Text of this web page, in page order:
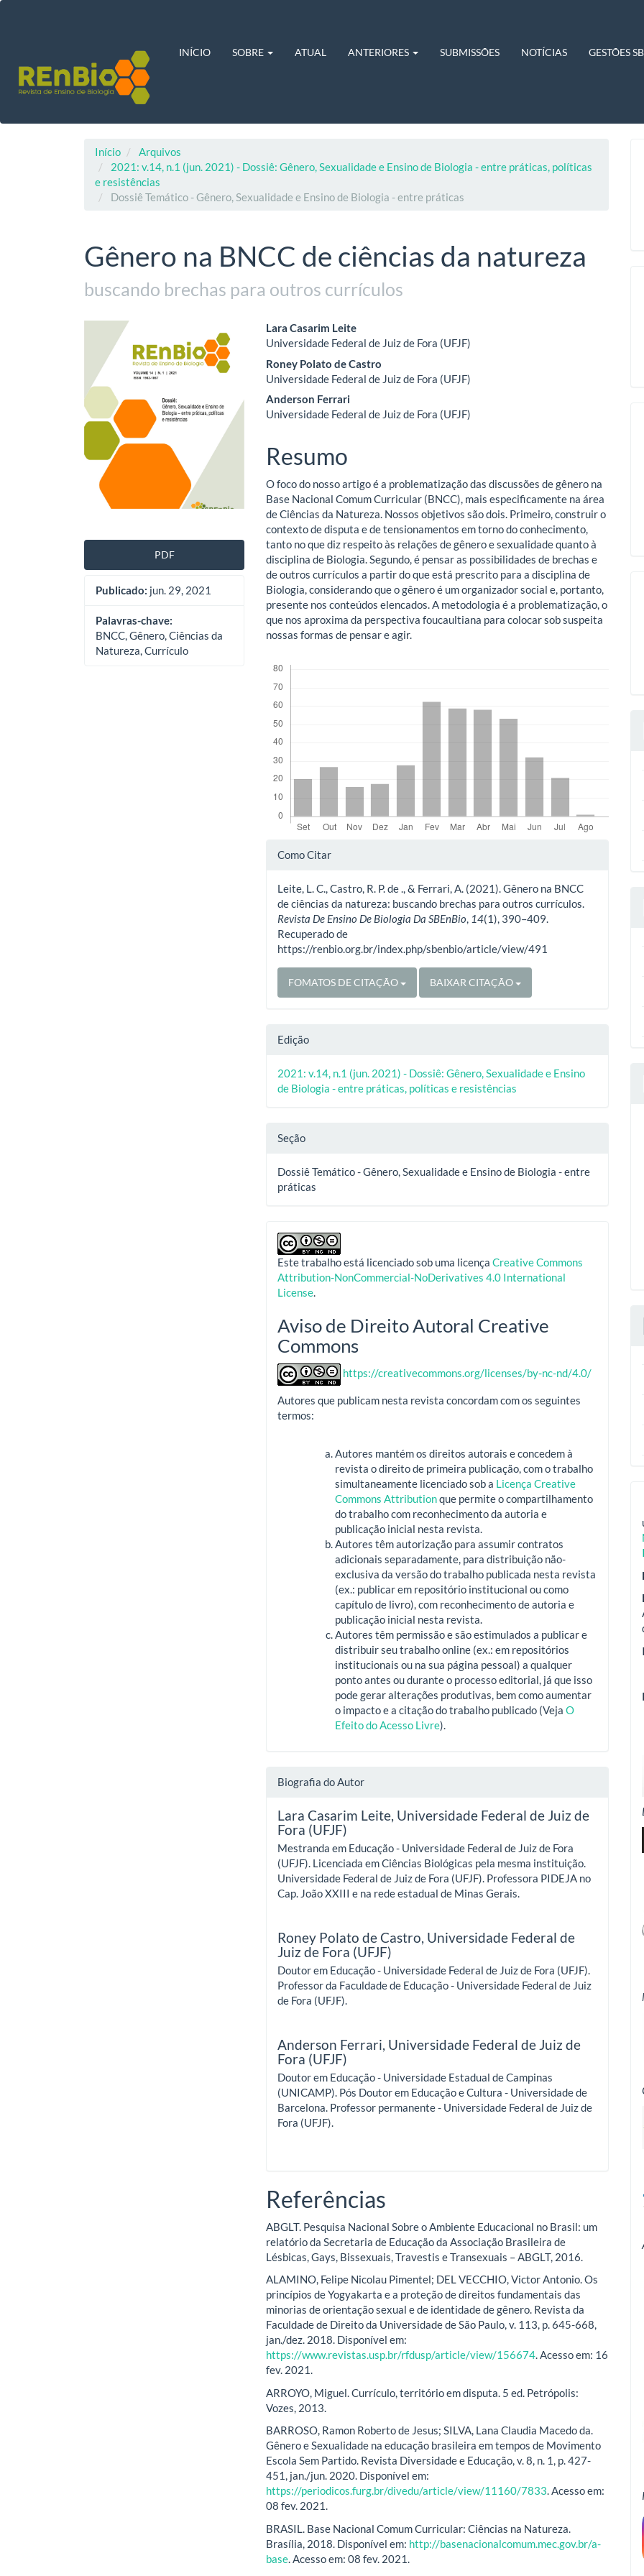
Barra
Lateral
INÍCIO SOBRE ATUAL ANTERIORES SUBMISSÕES NOTÍCIAS GESTÕES
Início
Arquivos
2021: v.14, n.1 (jun. 2021) - Dossiê: Gênero, Sexualidade e Ensino de Biologia - entre práticas, políticas
e resistências
Dossiê Temático - Gênero, Sexualidade e Ensino de Biologia - entre práticas
Gênero na BNCC de ciências da natureza
buscando brechas para outros currículos
Barra
lateral
de
artigos
PDF
Publicado: jun. 29, 2021
Palavras-chave:
BNCC, Gênero, Ciências da
Natureza, Currículo
Conteúdo
do
artigo
principal
Lara Casarim Leite
Universidade Federal de Juiz de Fora (UFJF)
Roney Polato de Castro
Universidade Federal de Juiz de Fora (UFJF)
Anderson Ferrari
Universidade Federal de Juiz de Fora (UFJF)
Resumo
O foco do nosso artigo é a problematização das discussões de gênero na
Base Nacional Comum Curricular (BNCC), mais especificamente na área
de Ciências da Natureza. Nossos objetivos são dois. Primeiro, construir o
contexto de disputa e de tensionamentos em torno do conhecimento,
tanto no que diz respeito às relações de gênero e sexualidade quanto à
disciplina de Biologia. Segundo, é pensar as possibilidades de brechas e
de outros currículos a partir do que está prescrito para a disciplina de
Biologia, considerando que o gênero é um organizador social e, portanto,
presente nos conteúdos elencados. A metodologia é a problematização, o
que nos aproxima da perspectiva foucaultiana para colocar sob suspeita
nossas formas de pensar e agir.
Detalhes
artigo
Como Citar
Leite, L. C., Castro, R. P. de ., & Ferrari, A. (2021). Gênero na BNCC
de ciências da natureza: buscando brechas para outros currículos.
Revista De Ensino De Biologia Da SBEnBio, 14(1), 390–409.
Recuperado de
https://renbio.org.br/index.php/sbenbio/article/view/491
FOMATOS DE CITAÇÃO BAIXAR CITAÇÃO
Edição
2021: v.14, n.1 (jun. 2021) - Dossiê: Gênero, Sexualidade e Ensino
de Biologia - entre práticas, políticas e resistências
Seção
Dossiê Temático - Gênero, Sexualidade e Ensino de Biologia - entre
práticas
Este trabalho está licenciado sob uma licençaCreative Commons
Attribution-NonCommercial-NoDerivatives 4.0 International
License.
Aviso de Direito Autoral Creative
Commons
https://creativecommons.org/licenses/by-nc-nd/4.0/
Autores que publicam nesta revista concordam com os seguintes
termos:
Autores mantém os direitos autorais e concedem à
revista o direito de primeira publicação, com o trabalho
simultaneamente licenciado sob a Licença Creative
Commons Attributionque permite o compartilhamento
do trabalho com reconhecimento da autoria e
publicação inicial nesta revista.
Autores têm autorização para assumir contratos
adicionais separadamente, para distribuição não-
exclusiva da versão do trabalho publicada nesta revista
(ex.: publicar em repositório institucional ou como
capítulo de livro), com reconhecimento de autoria e
publicação inicial nesta revista.
Autores têm permissão e são estimulados a publicar e
distribuir seu trabalho online (ex.: em repositórios
institucionais ou na sua página pessoal) a qualquer
ponto antes ou durante o processo editorial, já que isso
pode gerar alterações produtivas, bem como aumentar
o impacto e a citação do trabalho publicado (VejaO
Efeito do Acesso Livre).
Biografia do Autor
Lara Casarim Leite, Universidade Federal de Juiz de
Fora (UFJF)
Mestranda em Educação - Universidade Federal de Juiz de Fora
(UFJF). Licenciada em Ciências Biológicas pela mesma instituição.
Universidade Federal de Juiz de Fora (UFJF). Professora PIDEJA no
Cap. João XXIII e na rede estadual de Minas Gerais.
Roney Polato de Castro, Universidade Federal de
Juiz de Fora (UFJF)
Doutor em Educação - Universidade Federal de Juiz de Fora (UFJF).
Professor da Faculdade de Educação - Universidade Federal de Juiz
de Fora (UFJF).
Anderson Ferrari, Universidade Federal de Juiz de
Fora (UFJF)
Doutor em Educação - Universidade Estadual de Campinas
(UNICAMP). Pós Doutor em Educação e Cultura - Universidade de
Barcelona. Professor permanente - Universidade Federal de Juiz de
Fora (UFJF).
Referências
ABGLT. Pesquisa Nacional Sobre o Ambiente Educacional no Brasil: um
relatório da Secretaria de Educação da Associação Brasileira de
Lésbicas, Gays, Bissexuais, Travestis e Transexuais – ABGLT, 2016.
ALAMINO, Felipe Nicolau Pimentel; DEL VECCHIO, Victor Antonio. Os
princípios de Yogyakarta e a proteção de direitos fundamentais das
minorias de orientação sexual e de identidade de gênero. Revista da
Faculdade de Direito da Universidade de São Paulo, v. 113, p. 645-668,
jan./dez. 2018. Disponível em:
https://www.revistas.usp.br/rfdusp/article/view/156674. Acesso em: 16
fev. 2021.
ARROYO, Miguel. Currículo, território em disputa. 5 ed. Petrópolis:
Vozes, 2013.
BARROSO, Ramon Roberto de Jesus; SILVA, Lana Claudia Macedo da.
Gênero e Sexualidade na educação brasileira em tempos de Movimento
Escola Sem Partido. Revista Diversidade e Educação, v. 8, n. 1, p. 427-
451, jan./jun. 2020. Disponível em:
https://periodicos.furg.br/divedu/article/view/11160/7833. Acesso em:
08 fev. 2021.
BRASIL. Base Nacional Comum Curricular: Ciências na Natureza.
Brasília, 2018. Disponível em: http://basenacionalcomum.mec.gov.br/a-
base. Acesso em: 08 fev. 2021.